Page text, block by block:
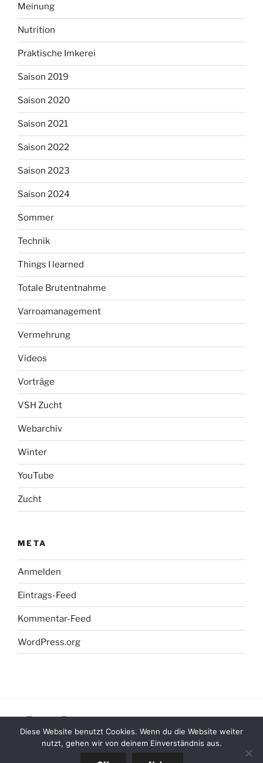
Meinung
Nutrition
Praktische Imkerei
Saison 2019
Saison 2020
Saison 2021
Saison 2022
Saison 2023
Saison 2024
Sommer
Technik
Things I learned
Totale Brutentnahme
Varroamanagement
Vermehrung
Videos
Vorträge
VSH Zucht
Webarchiv
Winter
YouTube
Zucht
META
Anmelden
Eintrags-Feed
Kommentar-Feed
WordPress.org
Datenschutzerklärung Stolz präsentiert von WordPress
Diese Website benutzt Cookies. Wenn du die Website weiter
nutzt, gehen wir von deinem Einverständnis aus.